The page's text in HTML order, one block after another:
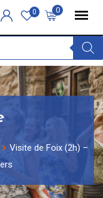
0
0
Visite de Foix (2h) –